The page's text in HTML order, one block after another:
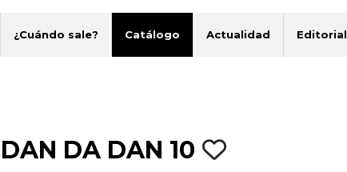
¿Cuándo sale? Catálogo Actualidad Editorial
DAN DA DAN 10